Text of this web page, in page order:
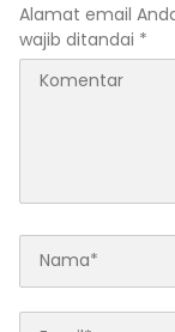
Alamat email
wajib ditandai *